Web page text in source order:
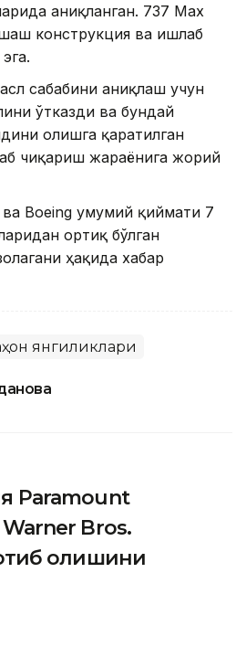
аниқланган. 737 Max
конструкция ва ишлаб
сабабини аниқлаш учун
ўтказди ва бундай
олишга қаратилган
чиқариш жараёнига жорий
Boeing умумий қиймати 7
ортиқ бўлган
ҳақида хабар
янгиликлари
Paramount
Bros.
олишини